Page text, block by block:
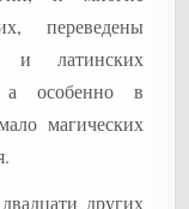
переведены
и латинских
особенно в
магических
других